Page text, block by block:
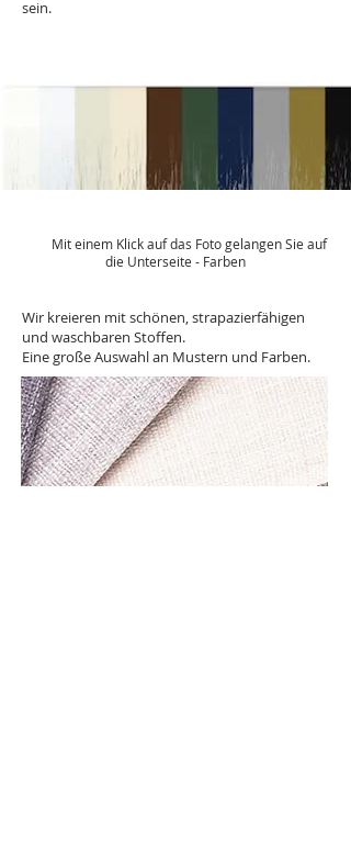
sein.
Mit einem Klick auf das Foto gelangen Sie auf
die Unterseite - Farben
Wir kreieren mit schönen, strapazierfähigen
und waschbaren Stoffen.
Eine große Auswahl an Mustern und Farben.